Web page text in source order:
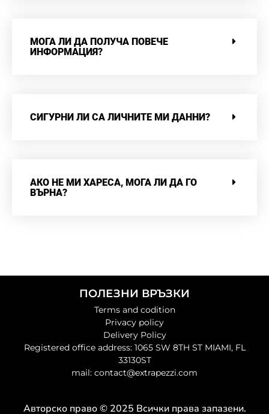
МОГА ЛИ ДА ПОЛУЧА ПОВЕЧЕ
ИНФОРМАЦИЯ?
СИГУРНИ ЛИ СА ЛИЧНИТЕ МИ ДАННИ?
АКО НЕ МИ ХАРЕСА, МОГА ЛИ ДА ГО
ВЪРНА?
ПОЛЕЗНИ ВРЪЗКИ
Terms and codition
Privacy policy
Delivery Policy
Registered office address: 1065 SW 8TH ST MIAMI, FL
33130ST
mail: contact@extrapezzi.com
Авторско право © 2025 Всички права запазени.